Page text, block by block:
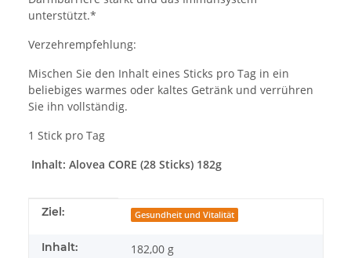
unterstützt.*
Verzehrempfehlung:
Mischen Sie den Inhalt eines Sticks pro Tag in ein
beliebiges warmes oder kaltes Getränk und verrühren
Sie ihn vollständig.
1 Stick pro Tag
Inhalt: Alovea CORE (28 Sticks) 182g
Produkteigenschaft
Wert
Ziel: Gesundheit und Vitalität
Inhalt: 182,00 g